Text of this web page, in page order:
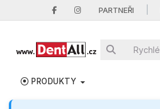
PARTNEŘI
PRODUKTY